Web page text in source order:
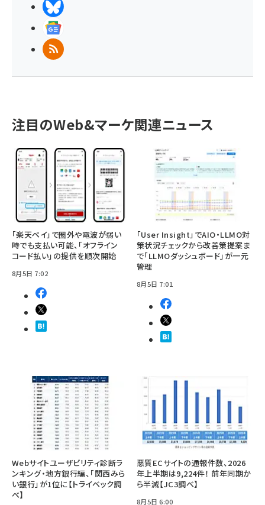
RSS
注目のWeb&マーケ関連ニュース
「楽天ペイ」で圏外や電波が弱い
時でも支払い可能、「オフライン
コード払い」の提供を順次開始
8月5日 7:02
「User Insight」でAIO・LLMO対
策状況チェックから改善策提案ま
で「LLMOダッシュボード」が一元
管理
8月5日 7:01
Webサイトユーザビリティ診断ラ
ンキング・地方銀行編、「関西みら
い銀行」が1位に【トライベック調
べ】
悪質ECサイトの通報件数、2026
年上半期は9,224件！ 前年同期か
ら半減【JC3調べ】
8月5日 6:00